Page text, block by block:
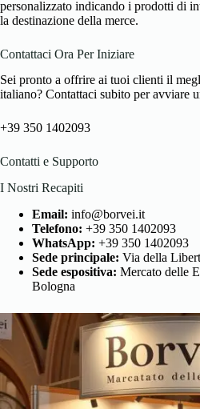
personalizzato indicando i prodotti di
la destinazione della merce.
Contattaci Ora Per Iniziare
Sei pronto a offrire ai tuoi clienti il
italiano? Contattaci subito per avviare
+39 350 1402093
Contatti e Supporto
I Nostri Recapiti
Email: info@borvei.it
Telefono: +39 350 1402093
WhatsApp: +39 350 1402093
Sede principale: Via della
Sede espositiva: Mercato delle
Bologna